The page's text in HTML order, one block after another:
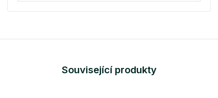
Související produkty